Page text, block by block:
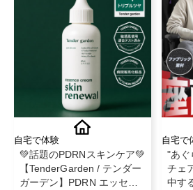
自宅で体験
💚話題のPDRNスキンケア💚
【TenderGarden / テンダー
ガーデン】PDRN エッセン
自宅で
"あぐ
チェ
中す